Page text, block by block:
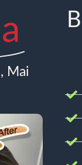
Mai